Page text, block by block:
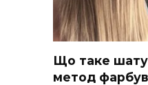
Що таке
метод